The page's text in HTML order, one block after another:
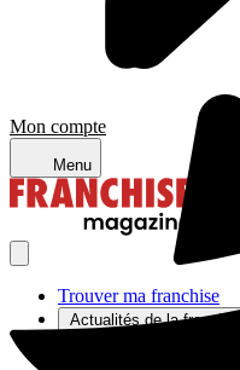
Mon compte
Menu
Trouver ma franchise
Actualités de la franchise